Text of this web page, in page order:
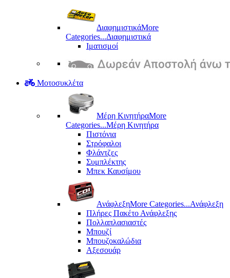
ΔιαφημιστικάMore
Categories...Διαφημιστικά
Ιματισμοί
Μοτοσυκλέτα
Μέρη KινητήραMore
Categories...Μέρη Kινητήρα
Πιστόνια
Στρόφαλοι
Φλάντζες
Συμπλέκτης
Μπεκ Καυσίμου
ΑνάφλεξηMore Categories...Ανάφλεξη
Πλήρες Πακέτο Ανάφλεξης
Πολλαπλασιαστές
Μπουζί
Μπουζοκαλώδια
Αξεσουάρ